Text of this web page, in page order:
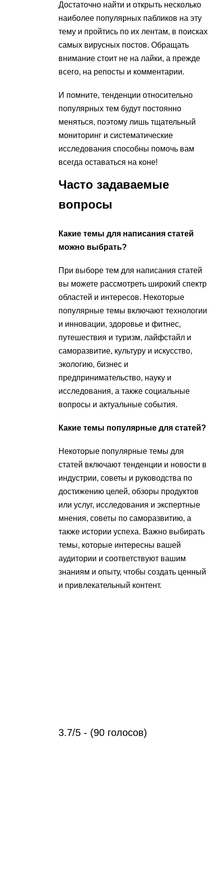
Достаточно найти и открыть несколько
наиболее популярных пабликов на эту
тему и пройтись по их лентам, в поисках
самых вирусных постов. Обращать
внимание стоит не на лайки, а прежде
всего, на репосты и комментарии.
И помните, тенденции относительно
популярных тем будут постоянно
меняться, поэтому лишь тщательный
мониторинг и систематические
исследования способны помочь вам
всегда оставаться на коне!
Часто задаваемые
вопросы
Какие темы для написания статей
можно выбрать?
При выборе тем для написания статей
вы можете рассмотреть широкий спектр
областей и интересов. Некоторые
популярные темы включают технологии
и инновации, здоровье и фитнес,
путешествия и туризм, лайфстайл и
саморазвитие, культуру и искусство,
экологию, бизнес и
предпринимательство, науку и
исследования, а также социальные
вопросы и актуальные события.
Какие темы популярные для статей?
Некоторые популярные темы для
статей включают тенденции и новости в
индустрии, советы и руководства по
достижению целей, обзоры продуктов
или услуг, исследования и экспертные
мнения, советы по саморазвитию, а
также истории успеха. Важно выбирать
темы, которые интересны вашей
аудитории и соответствуют вашим
знаниям и опыту, чтобы создать ценный
и привлекательный контент.
3.7/5 - (90 голосов)